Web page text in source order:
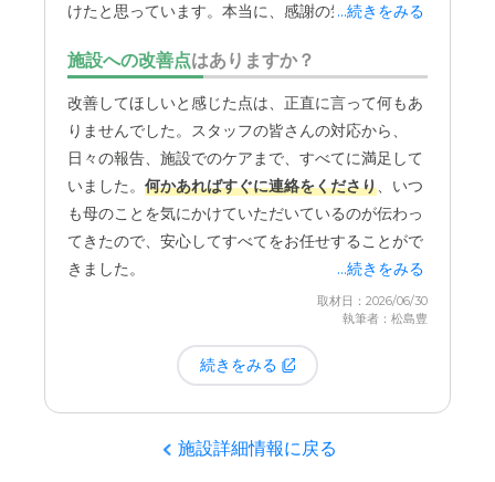
料金はかなり高いです。しかしながら、それに見合うだけ
のサービスが伴っておりますので良いと思います。
けたと思っています。本当に、感謝の気持ちしかあ
...続きをみる
施設への改善点はありますか？
改善してほしいと感じた点は、正直に言って何もあ
りませんでした。スタッフの皆さんの対応から、
日々の報告、施設でのケアまで、すべてに満足して
いました。 何かあればすぐに連絡をくださり、いつ
も母のことを気にかけていただいているのが伝わっ
てきたので、安心してすべてをお任せすることがで
きました。
...続きをみる
取材日：2026/06/30
執筆者：松島豊
続きをみる
施設詳細情報に戻る